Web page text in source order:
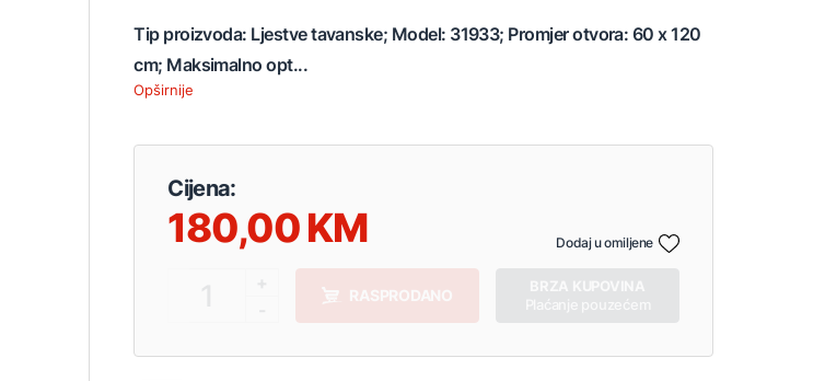
Tip proizvoda: Ljestve tavanske; Model: 31933; Promjer otvora: 60 x 120
cm; Maksimalno opt...
Opširnije
Cijena:
180,00
RASPRODANO
Dodaj u omiljene